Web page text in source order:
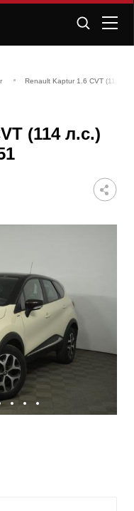
Renault Kaptur 1.6 CVT (114
(114 л.с.)